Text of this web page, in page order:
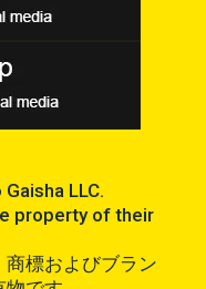
LLC.
property of their
標およびブラン